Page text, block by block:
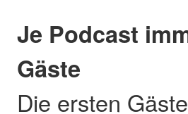
Je Podcast
Gäste
Die ersten